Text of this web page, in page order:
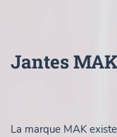
Jantes
La marque MAK